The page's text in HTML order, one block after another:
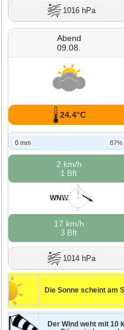
1016 hPa
Abend
09.08.
24.4°C
0 mm 87%
2 km/h
1 Bft
N
O
S
W
WNW
17 km/h
3 Bft
1014 hPa
Die Sonne scheint am
Der Wind weht mit 10